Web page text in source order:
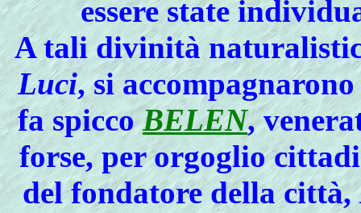
essere state
A tali divinità
Luci, si
fa spiccoBELEN,
forse, per orgoglio
del fondatore della città,